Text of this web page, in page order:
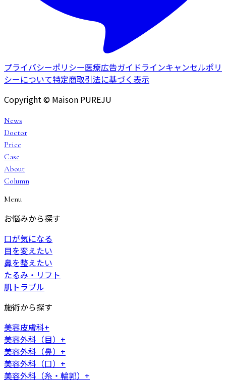
プライバシーポリシー医療広告ガイドラインキャンセルポリ
シーについて特定商取引法に基づく表示
Copyright © Maison PUREJU
News
Doctor
Price
Case
About
Column
Menu
お悩みから探す
口が気になる
目を変えたい
鼻を整えたい
たるみ・リフト
肌トラブル
施術から探す
美容皮膚科+
美容外科（目） +
美容外科（鼻） +
美容外科（口） +
美容外科（糸・輪郭） +